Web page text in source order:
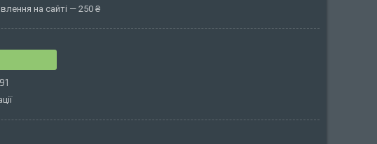
на сайті — 250 ₴